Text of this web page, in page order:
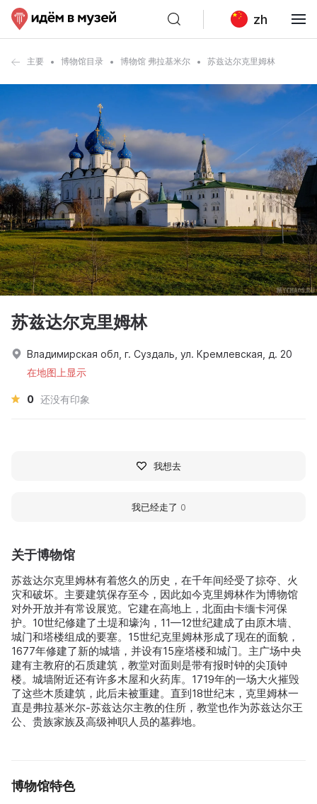
zh
主要 博物馆目录 博物馆 弗拉基米尔 苏兹达尔克里姆林
关于博物馆
苏兹达尔克里姆林有着悠久的历史，在千年间经受了掠夺、火
灾和破坏。主要建筑保存至今，因此如今克里姆林作为博物馆
对外开放并有常设展览。它建在高地上，北面由卡缅卡河保
护。10世纪修建了土堤和壕沟，11—12世纪建成了由原木墙、
城门和塔楼组成的要塞。15世纪克里姆林形成了现在的面貌，
1677年修建了新的城墙，并设有15座塔楼和城门。主广场中央
建有主教府的石质建筑，教堂对面则是带有报时钟的尖顶钟
楼。城墙附近还有许多木屋和火药库。1719年的一场大火摧毁
了这些木质建筑，此后未被重建。直到18世纪末，克里姆林一
直是弗拉基米尔-苏兹达尔主教的住所，教堂也作为苏兹达尔王
公、贵族家族及高级神职人员的墓葬地。
博物馆特色
苏兹达尔克里姆林
Владимирская обл, г. Суздаль, ул. Кремлевская, д. 20
在地图上显示
0 还没有印象
我想去
我已经走了 0